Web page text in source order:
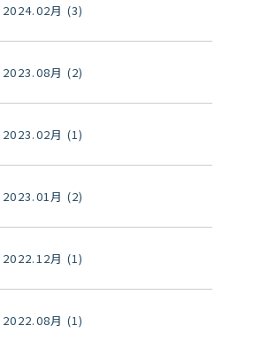
2024.02月 (3)
2023.08月 (2)
2023.02月 (1)
2023.01月 (2)
2022.12月 (1)
2022.08月 (1)